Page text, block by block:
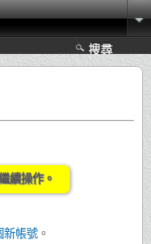
搜尋
續操作。
新帳號 。